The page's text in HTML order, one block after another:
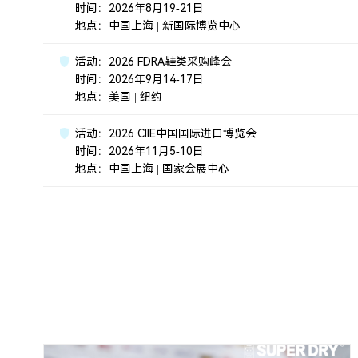
时间：2026年8月19-21日
地点：中国上海 | 新国际博览中心
活动：2026 FDRA鞋类采购峰会
时间：2026年9月14-17日
地点：美国 | 纽约
活动：2026 CIIE中国国际进口博览会
时间：2026年11月5-10日
地点：中国上海 | 国家会展中心